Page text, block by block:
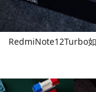
RedmiNote12Turbo